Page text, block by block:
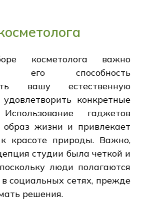
косметолога важно
его способность
вашу естественную
конкретные
гаджетов
образ жизни и привлекает
красоте природы. Важно,
студии была четкой и
люди полагаются
социальных сетях, прежде
решения.